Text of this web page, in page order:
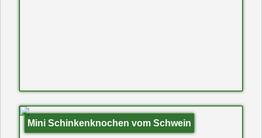
Mini Schinkenknochen vom Schwein